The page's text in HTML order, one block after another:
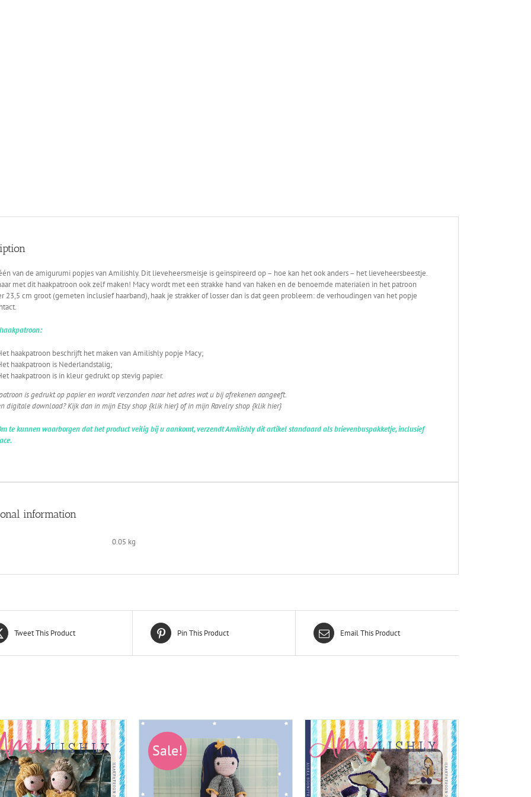
van de amigurumi popjes van Amilishly. Dit lieveheersmeisje is geïnspireerd op – hoe kan het ook anders – het lieveheersbeestje.
met dit haakpatroon ook zelf maken! Macy wordt met een strakke hand van haken en de benoemde materialen in het patroon
23,5 cm groot (gemeten inclusief haarband), haak je strakker of losser dan is dat geen probleem: de verhoudingen van het popje
haakpatroon:
haakpatroon beschrijft het maken van Amilishly popje Macy;
haakpatroon is Nederlandstalig;
haakpatroon is in kleur gedrukt op stevig papier.
is gedrukt op papier en wordt verzonden naar het adres wat u bij afrekenen aangeeft.
digitale download? Kijk dan in mijn Etsy shop {klik hier} of in mijn Ravelry shop {klik hier}
te kunnen waarborgen dat het product veilig bij u aankomt, verzendt Amilishly dit artikel standaard als brievenbuspakketje, inclusief
information
0.05 kg
Tweet This Product Pin This Product Email This Product
Sale!